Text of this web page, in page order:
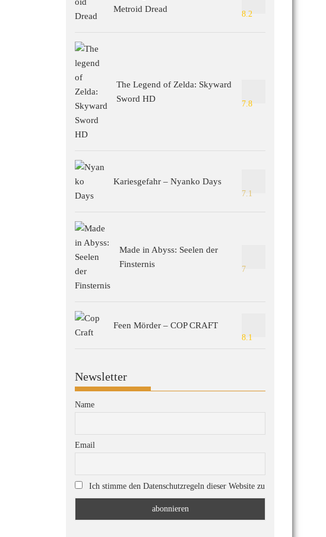
Metroid Dread
8.2
The Legend of Zelda: Skyward
Sword HD
7.8
Kariesgefahr – Nyanko Days
7.1
Made in Abyss: Seelen der
Finsternis
7
Feen Mörder – COP CRAFT
8.1
Newsletter
Name
Email
Ich stimme den Datenschutzregeln dieser Website zu